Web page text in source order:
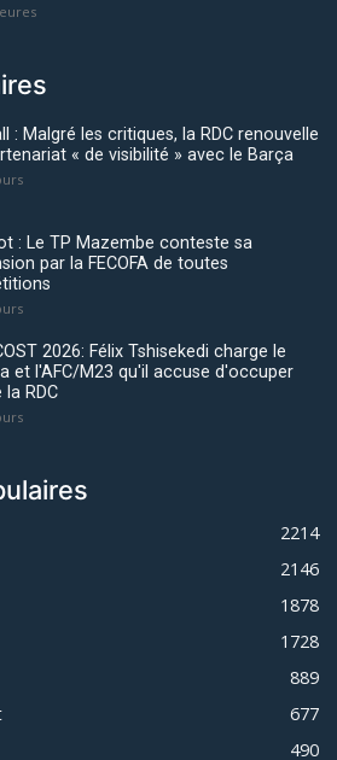
: Malgré les critiques, la RDC renouvelle
« de visibilité » avec le Barça
: Le TP Mazembe conteste sa
par la FECOFA de toutes
2026: Félix Tshisekedi charge le
et l'AFC/M23 qu'il accuse d'occuper
la RDC
2214
2146
1878
1728
889
677
490